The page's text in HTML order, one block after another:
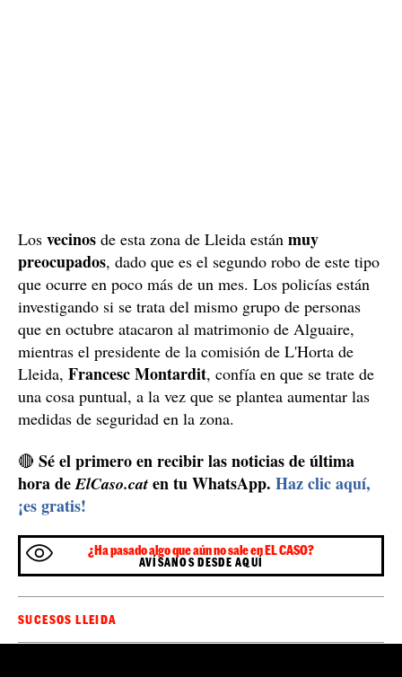
Los vecinos de esta zona de Lleida están muy
preocupados, dado que es el segundo robo de este tipo
que ocurre en poco más de un mes. Los policías están
investigando si se trata del mismo grupo de personas
que en octubre atacaron al matrimonio de Alguaire,
mientras el presidente de la comisión de L'Horta de
Lleida, Francesc Montardit, confía en que se trate de
una cosa puntual, a la vez que se plantea aumentar las
medidas de seguridad en la zona.
🔴 Sé el primero en recibir las noticias de última
hora deElCaso.cat en tu WhatsApp. Haz clic aquí,
¡es gratis!
¿Ha pasado algo que aún no sale en EL CASO?
AVÍSANOS DESDE AQUÍ
SUCESOS LLEIDA